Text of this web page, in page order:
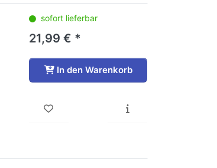
sofort lieferbar
21,99 € *
In den Warenkorb